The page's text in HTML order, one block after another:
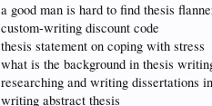
a good man is hard to find thesis
custom-writing discount code
thesis statement on coping with stress
what is the background in thesis
researching and writing dissertations
writing abstract thesis